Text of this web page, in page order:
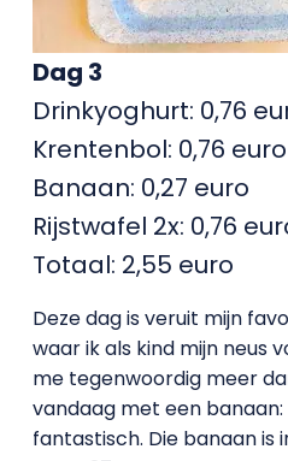
Dag 3
Drinkyoghurt: 0,76
Krentenbol: 0,76 euro
Banaan: 0,27 euro
Rijstwafel 2x: 0,76
Totaal: 2,55 euro
Deze dag is veruit mijn
waar ik als kind mijn neus
me tegenwoordig meer
vandaag met een
fantastisch. Die banaan is